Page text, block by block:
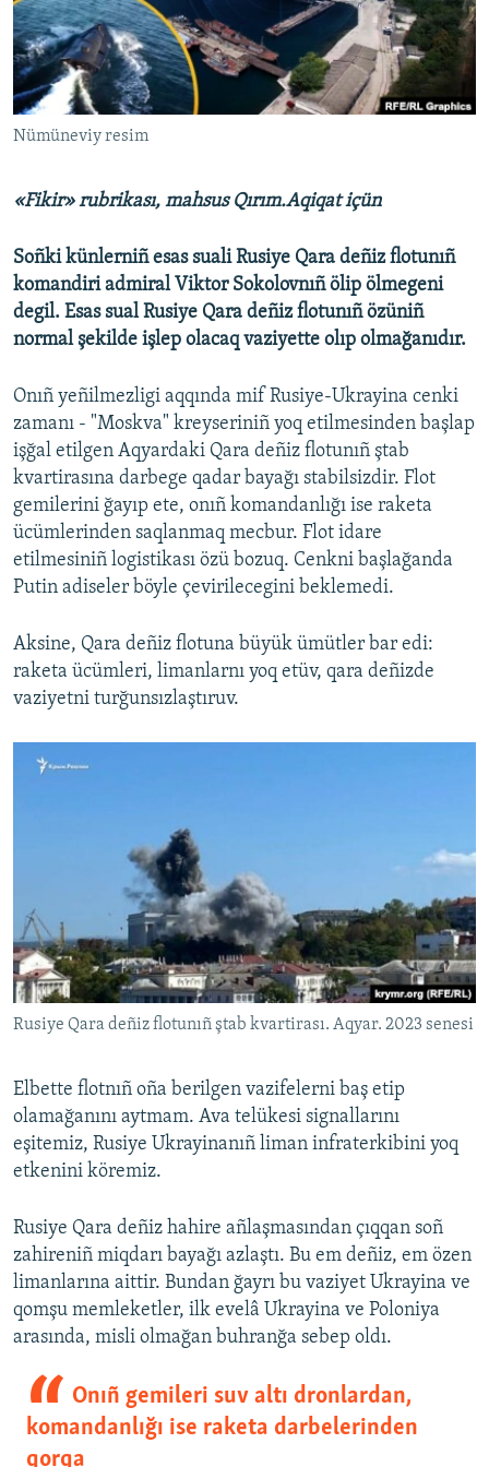
Русский
Українською
QOŞULIÑIZ!
Nümüneviy resim
«Fikir» rubrikası, mahsus Qırım.Aqiqat içün
Soñki künlerniñ esas suali Rusiye Qara deñiz flotunıñ
komandiri admiral Viktor Sokolovnıñ ölip ölmegeni
degil. Esas sual Rusiye Qara deñiz flotunıñ özüniñ
normal şekilde işlep olacaq vaziyette olıp olmağanıdır.
Onıñ yeñilmezligi aqqında mif Rusiye-Ukrayina cenki
zamanı - "Moskva" kreyseriniñ yoq etilmesinden başlap
işğal etilgen Aqyardaki Qara deñiz flotunıñ ştab
kvartirasına darbege qadar bayağı stabilsizdir. Flot
gemilerini ğayıp ete, onıñ komandanlığı ise raketa
ücümlerinden saqlanmaq mecbur. Flot idare
etilmesiniñ logistikası özü bozuq. Cenkni başlağanda
Putin adiseler böyle çevirilecegini beklemedi.
Aksine, Qara deñiz flotuna büyük ümütler bar edi:
raketa ücümleri, limanlarnı yoq etüv, qara deñizde
vaziyetni turğunsızlaştıruv.
Rusiye Qara deñiz flotunıñ ştab kvartirası. Aqyar. 2023 senesi
Elbette flotnıñ oña berilgen vazifelerni baş etip
olamağanını aytmam. Ava telükesi signallarını
eşitemiz, Rusiye Ukrayinanıñ liman infraterkibini yoq
etkenini köremiz.
Rusiye Qara deñiz hahire añlaşmasından çıqqan soñ
zahireniñ miqdarı bayağı azlaştı. Bu em deñiz, em özen
limanlarına aittir. Bundan ğayrı bu vaziyet Ukrayina ve
qomşu memleketler, ilk evelâ Ukrayina ve Poloniya
arasında, misli olmağan buhranğa sebep oldı.
Onıñ gemileri suv altı dronlardan,
komandanlığı ise raketa darbelerinden
qorqa